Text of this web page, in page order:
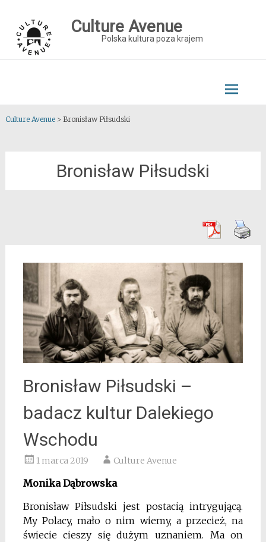
content
Culture Avenue
Polska kultura poza krajem
Culture Avenue> Bronisław Piłsudski
Bronisław Piłsudski
Bronisław Piłsudski –
badacz kultur Dalekiego
Wschodu
1 marca 2019 Culture Avenue
Monika Dąbrowska
Bronisław Piłsudski jest postacią intrygującą.
My Polacy, mało o nim wiemy, a przecież, na
świecie cieszy się dużym uznaniem. Ma on